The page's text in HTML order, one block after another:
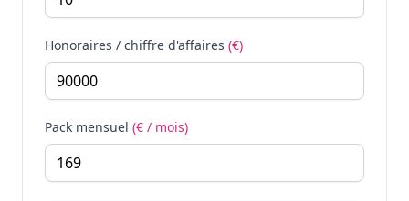
Honoraires / chiffre d'affaires (€)
Pack mensuel (€ / mois)